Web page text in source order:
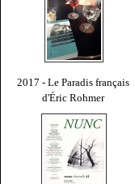
2017 - Le Paradis français
d'Éric Rohmer